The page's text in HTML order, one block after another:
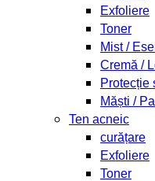
Exfoliere
Toner
Mist /
Cremă /
Protecție
Măști /
Ten acneic
curățare
Exfoliere
Toner